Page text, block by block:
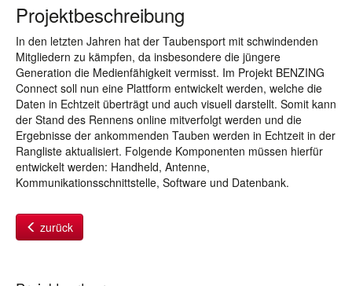
Projektbeschreibung
In den letzten Jahren hat der Taubensport mit schwindenden
Mitgliedern zu kämpfen, da insbesondere die jüngere
Generation die Medienfähigkeit vermisst. Im Projekt BENZING
Connect soll nun eine Plattform entwickelt werden, welche die
Daten in Echtzeit überträgt und auch visuell darstellt. Somit kann
der Stand des Rennens online mitverfolgt werden und die
Ergebnisse der ankommenden Tauben werden in Echtzeit in der
Rangliste aktualisiert. Folgende Komponenten müssen hierfür
entwickelt werden: Handheld, Antenne,
Kommunikationsschnittstelle, Software und Datenbank.
zurück